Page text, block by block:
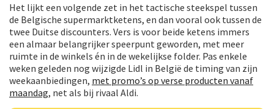
Het lijkt een volgende zet in het tactische steekspel tussen
de Belgische supermarktketens, en dan vooral ook tussen de
twee Duitse discounters. Vers is voor beide ketens immers
een almaar belangrijker speerpunt geworden, met meer
ruimte in de winkels én in de wekelijkse folder. Pas enkele
weken geleden nog wijzigde Lidl in België de timing van zijn
weekaanbiedingen, met promo’s op verse producten vanaf
maandag, net als bij rivaal Aldi.